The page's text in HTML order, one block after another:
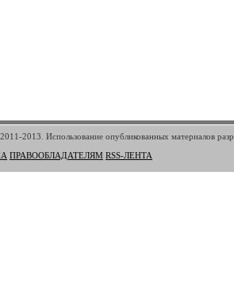
2011-2013. Использование опубликованных материалов
ПРАВООБЛАДАТЕЛЯМ RSS-ЛЕНТА